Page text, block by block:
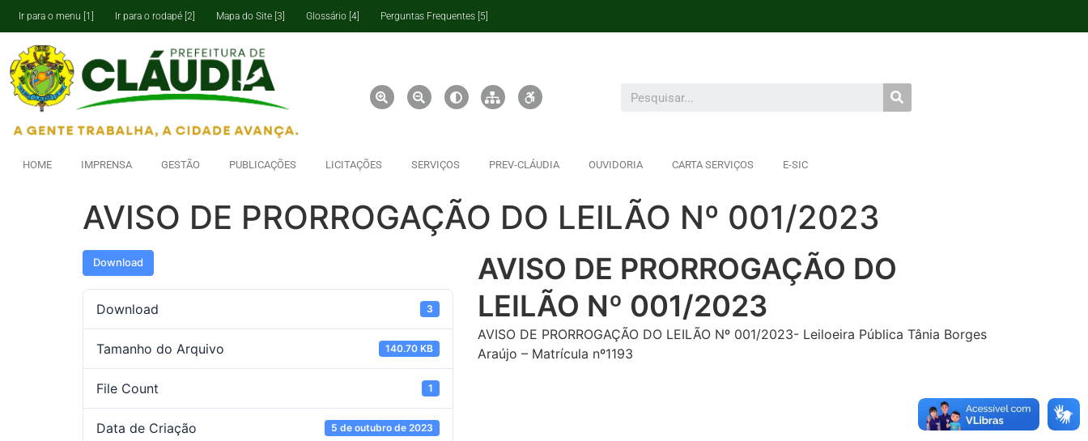
Ir para o menu [1] Ir para o rodapé [2] Mapa do Site [3] Glossário [4] Perguntas Frequentes [5]
HOME IMPRENSA GESTÃO PUBLICAÇÕES LICITAÇÕES SERVIÇOS PREV-CLÁUDIA OUVIDORIA CARTA SERVIÇOS E-SIC
AVISO DE PRORROGAÇÃO DO LEILÃO Nº 001/2023
Download
Download 3
Tamanho do Arquivo 140.70 KB
File Count 1
Data de Criação 5 de outubro de 2023
AVISO DE PRORROGAÇÃO DO
LEILÃO Nº 001/2023
AVISO DE PRORROGAÇÃO DO LEILÃO Nº 001/2023- Leiloeira Pública Tânia Borges
Araújo – Matrícula nº1193